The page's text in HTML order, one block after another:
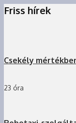
Friss hírek
Csekély
23 óra